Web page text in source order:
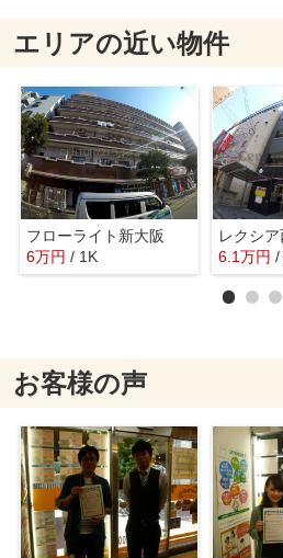
エリアの近い物件
フローライト新大阪
6万円 / 1K
レクシア
6.1万円 /
お客様の声